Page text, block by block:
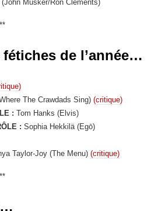
Musker/Ron Clements)
de l’année…
The Crawdads Sing) (critique)
: Tom Hanks (Elvis)
: Sophia Hekkilä (Egō)
Taylor-Joy (The Menu) (critique)